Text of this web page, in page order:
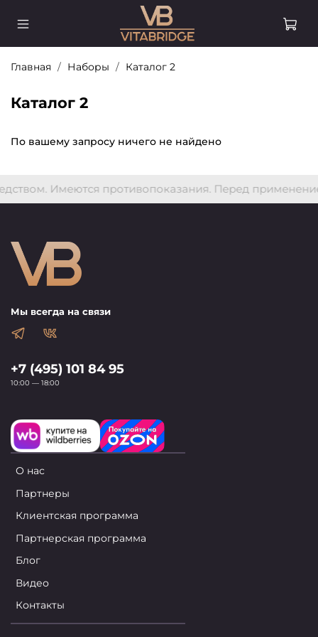
Главная Наборы Каталог 2
Каталог 2
По вашему запросу ничего не найдено
Имеются противопоказания. Перед
О нас
Партнеры
Клиентская программа
Партнерская программа
Блог
Видео
Контакты
Мы всегда на связи
+7 (495) 101 84 95
10:00 — 18:00